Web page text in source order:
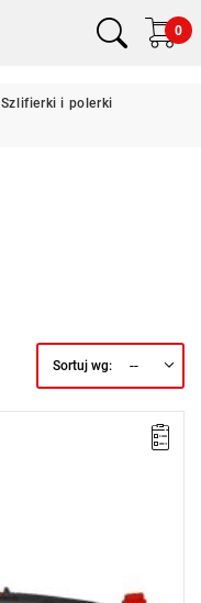
0
Szlifierki i polerki
Sortuj wg: --